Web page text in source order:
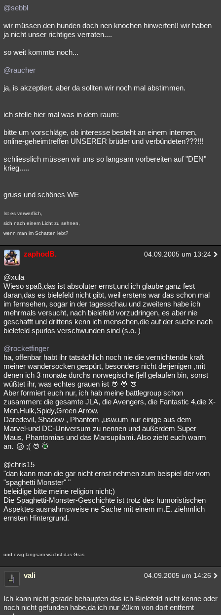
@sebbl
wir müssen den hunden doch nen knochen hinwerfen!! wir haben
ja nicht unser richtiges verraten....
so weit kommts noch...
@raucher
ja, is akzeptiert. aber da sollten wir noch mal abstimmen.
ich stelle hier mal was in dem raum:
bitte um vorschläge, ob interesse besteht an einem internen,
online-geheimtreffen UNSERER brüder und verbündeten???!!!
schliesslich müssen wir uns so langsam vorbereiten auf "DEN"
krieg.....
gruss und schönes WE
Ist es verwerflich,
sich nach einem Licht zu sehnen,
wenn man im Schatten lebt?
zaphodB. 04.09.2005 um 13:24
@xula
Wieso spaß,das ist absoluter ernst,und ich glaube ganz fest
daran,das es bielefeld nicht gibt, weil erstens war das schon mal
im fernsehen, sogar in der tagesschau und zweitens habe ich
mehrmals versucht, nach bielefeld vorzudringen, es aber nie
geschafft und drittens kenn ich menschen,die auf der suche nach
bielefeld spurlos verschwunden sind (s.o. )
@rocketfinger
ha, offenbar habt ihr tatsächlich noch nie die vernichtende kraft
meiner wandersocken gespürt, besonders nicht derjenigen ,mit
denen ich 3 monate durchs norwegische fjell gelaufen bin, sonst
wüßtet ihr, was echtes grauen ist
Aber formiert euch nur, ich hab meine battlegroup schon
zusammen: die gesamte JLA, die Avengers, die Fantastic 4,die X-
Men,Hulk,Spidy,Green Arrow,
Daredevil, Shadow , Phantom ,usw.um nur einige aus dem
Marvel-und DC-Universum zu nennen und außerdem Super
Maus, Phantomias und das Marsupilami. Also zieht euch warm
an.
;(
@chris15
"dan kann man die gar nicht ernst nehmen zum beispiel der vom
"spaghetti Monster" "
beleidige bitte meine religion nicht;)
Die Spaghetti-Monster-Geschichte ist trotz des humoristischen
Aspektes ausnahmsweise ne Sache mit einem m.E. ziehmlich
ernsten Hintergrund.
und ewig langsam wächst das Gras
vali 04.09.2005 um 14:26
Ich kann nicht gerade behaupten das ich Bielefeld nicht kenne oder
noch nicht gefunden habe,da ich nur 20km von dort entfernt